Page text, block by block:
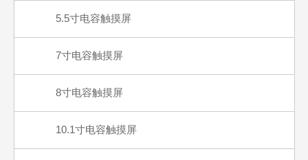
5.5寸电容触摸屏
7寸电容触摸屏
8寸电容触摸屏
10.1寸电容触摸屏